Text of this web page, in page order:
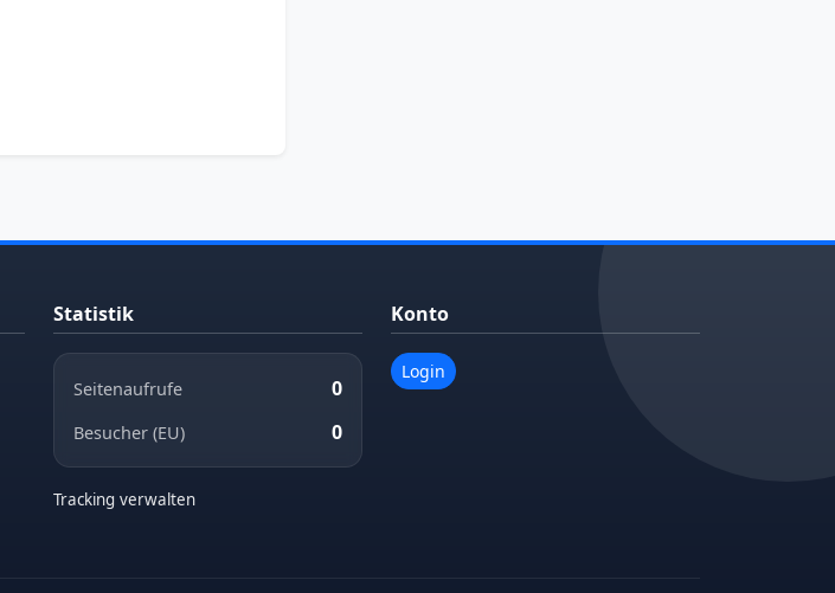
Statistik
Seitenaufrufe 0
Besucher (EU) 0
Tracking verwalten
Konto
Login